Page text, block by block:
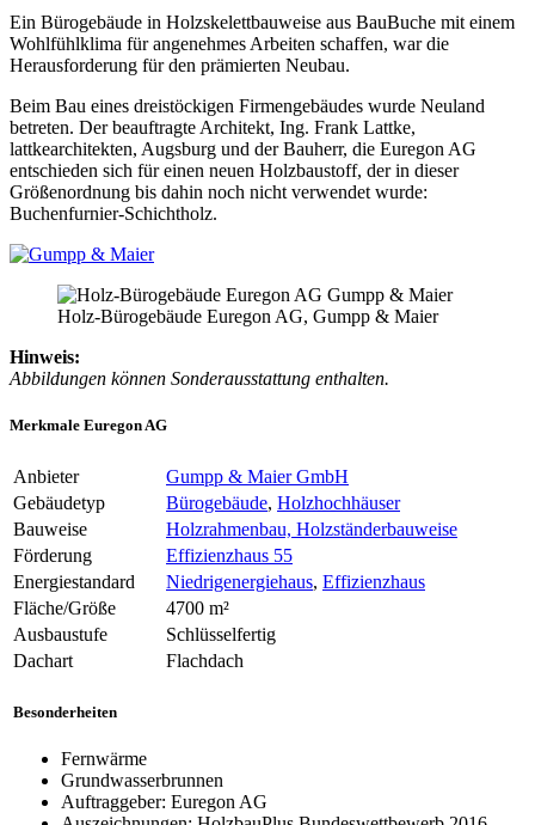
Ein Bürogebäude in Holzskelettbauweise aus BauBuche mit einem
Wohlfühlklima für angenehmes Arbeiten schaffen, war die
Herausforderung für den prämierten Neubau.
Beim Bau eines dreistöckigen Firmengebäudes wurde Neuland
betreten. Der beauftragte Architekt, Ing. Frank Lattke,
lattkearchitekten, Augsburg und der Bauherr, die Euregon AG
entschieden sich für einen neuen Holzbaustoff, der in dieser
Größenordnung bis dahin noch nicht verwendet wurde:
Buchenfurnier-Schichtholz.
Holz-Bürogebäude Euregon AG, Gumpp & Maier
Hinweis:
Abbildungen können Sonderausstattung enthalten.
Merkmale Euregon AG
Anbieter
Gumpp & Maier GmbH
Gebäudetyp
Bürogebäude, Holzhochhäuser
Bauweise
Holzrahmenbau, Holzständerbauweise
Förderung
Effizienzhaus 55
Energiestandard
Niedrigenergiehaus, Effizienzhaus
Fläche/Größe
4700 m²
Ausbaustufe
Schlüsselfertig
Dachart
Flachdach
Besonderheiten
Fernwärme
Grundwasserbrunnen
Auftraggeber: Euregon AG